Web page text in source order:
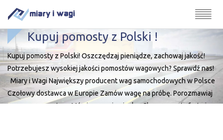
Kupuj pomosty z Polski !
Kupuj pomosty z Polski! Oszczędzaj pieniądze, zachowaj jakość!
Potrzebujesz wysokiej jakości pomostów wagowych? Sprawdź nas!
Miary i Wagi Największy producent wag samochodowych w Polsce
Czołowy dostawca w Europie Zamów wagę na próbę. Porozmawiaj
z naszym expertem. Mówimy po niemiecku. Chcę poznać ofertę i